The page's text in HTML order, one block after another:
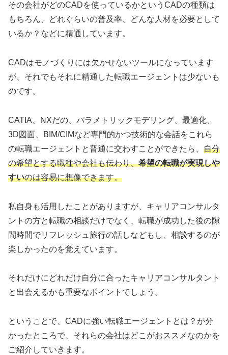
その会社がどのCADを使っているかというCADの種類は
もちろん、どれぐらいの普及率、どんな人材を必要として
いるか？などに精通しています。
CADはモノづくりには欠かせないツールになっています
が、それでもそれに精通した転職エージェントは少ないも
のです。
CATIA、NXだの、パラメトリックモデリング、最適化、
3D図面、BIM/CIMなど専門的かつ技術的な会話をこれら
の転職エージェントと普通に交わすことができたら、 自分
の希望とする職種や会社も伝わり、希望の転職が実現しや
すいのは容易に想像できます。
私自身も活用したことがありますが、キャリアコンサルタ
ントの方と転職の相談だけでなく、転職が成功した後の隙
間時間でリフレッシュ旅行の話しなどもし、相談するのが
楽しかったのを覚えています。
それだけにどれだけ自分に合ったキャリアコンサルタント
と出会えるかも重要なポイントでしょう。
ということで、CADに強い転職エージェントとは？が分
かったところで、それらの会社はどこがおススメなのかを
ご紹介していきます。